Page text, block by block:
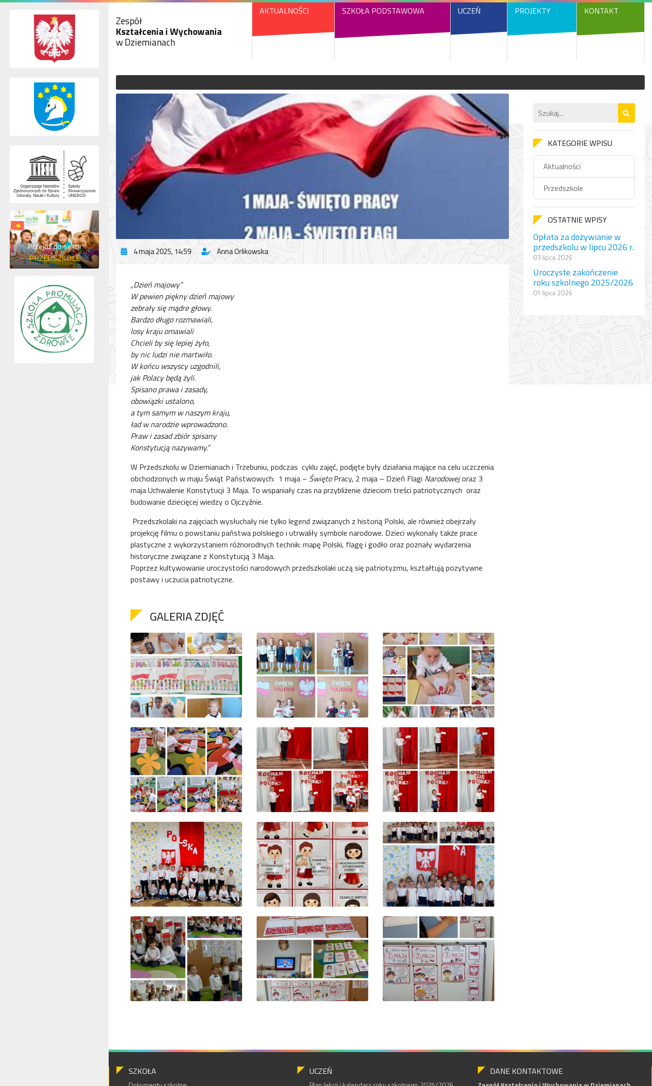
Zespół
Kształcenia i Wychowania
w Dziemianach
AKTUALNOŚCI SZKOŁA PODSTAWOWA UCZEŃ PROJEKTY KONTAKT
4 maja 2025, 14:59 Anna Orlikowska
„Dzień majowy”
W pewien piękny dzień majowy
zebrały się mądre głowy.
Bardzo długo rozmawiali,
losy kraju omawiali
Chcieli by się lepiej żyło,
by nic ludzi nie martwiło.
W końcu wszyscy uzgodnili,
jak Polacy będą żyli.
Spisano prawa i zasady,
obowiązki ustalono,
a tym samym w naszym kraju,
ład w narodzie wprowadzono.
Praw i zasad zbiór spisany
Konstytucją nazywamy.”
W Przedszkolu w Dziemianach i Trzebuniu, podczas cyklu zajęć, podjęte były działania mające na celu uczczenia
obchodzonych w maju Świąt Państwowych: 1 maja – ŚwiętoPracy, 2 maja – Dzień Flagi Narodowejoraz 3
maja Uchwalenie Konstytucji 3 Maja. To wspaniały czas na przybliżenie dzieciom treści patriotycznych oraz
budowanie dziecięcej wiedzy o Ojczyźnie.
Przedszkolaki na zajęciach wysłuchały nie tylko legend związanych z historią Polski, ale również obejrzały
projekcję filmu o powstaniu państwa polskiego i utrwaliły symbole narodowe. Dzieci wykonały także prace
plastyczne z wykorzystaniem różnorodnych technik: mapę Polski, flagę i godło oraz poznały wydarzenia
historyczne związane z Konstytucją 3 Maja.
Poprzez kultywowanie uroczystości narodowych przedszkolaki uczą się patriotyzmu, kształtują pozytywne
postawy i uczucia patriotyczne.
GALERIA ZDJĘĆ
KATEGORIE WPISU
Aktualności
Przedszkole
OSTATNIE WPISY
Opłata za dożywianie w
przedszkolu w lipcu 2026 r.
03 lipca 2026
Uroczyste zakończenie
roku szkolnego 2025/2026
01 lipca 2026
SZKOŁA UCZEŃ DANE KONTAKTOWE
Przejdź do sekcji
PRZEDSZKOLE